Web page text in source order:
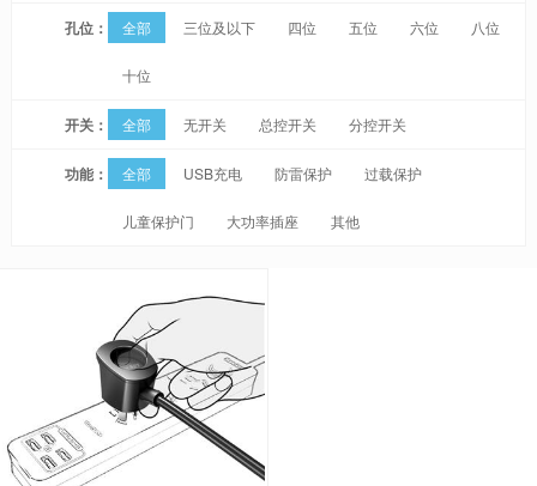
孔位： 全部 三位及以下 四位 五位 六位 八位
十位
开关： 全部 无开关 总控开关 分控开关
功能： 全部 USB充电 防雷保护 过载保护
儿童保护门 大功率插座 其他